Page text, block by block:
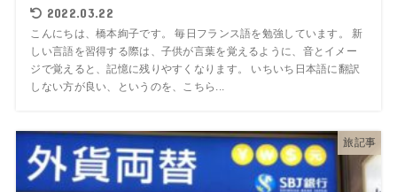
2022.03.22
こんにちは、橋本絢子です。 毎日フランス語を勉強しています。 新
しい言語を習得する際は、子供が言葉を覚えるように、音とイメー
ジで覚えると、記憶に残りやすくなります。 いちいち日本語に翻訳
しない方が良い、というのを、こちら...
旅記事